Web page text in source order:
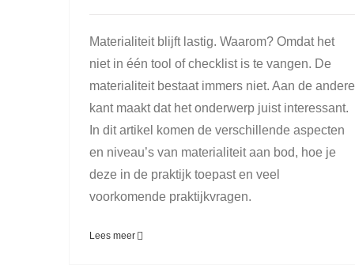
Materialiteit blijft lastig. Waarom? Omdat het
niet in één tool of checklist is te vangen. De
materialiteit bestaat immers niet. Aan de andere
kant maakt dat het onderwerp juist interessant.
In dit artikel komen de verschillende aspecten
en niveau’s van materialiteit aan bod, hoe je
deze in de praktijk toepast en veel
voorkomende praktijkvragen.
Lees meer